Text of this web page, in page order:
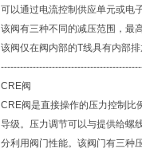
可以通过电流控制供应单元或电
该阀有三种不同的减压范围，最
该阀仅在阀内部的T线具有内部
CRE阀
CRE阀是直接操作的压力控制比
导级。压力调节可以与提供给螺
分利用阀门性能。该阀门有三种